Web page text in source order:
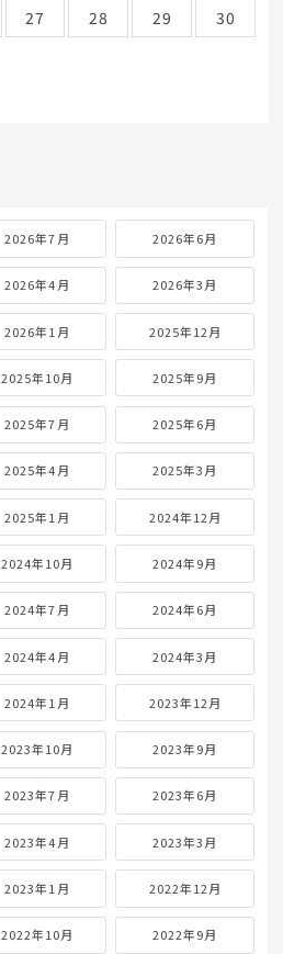
27 28 29
30
2026年7月 2026年6月
2026年4月 2026年3月
2026年1月 2025年12月
2025年10月 2025年9月
2025年7月 2025年6月
2025年4月 2025年3月
2025年1月 2024年12月
2024年10月 2024年9月
2024年7月 2024年6月
2024年4月 2024年3月
2024年1月 2023年12月
2023年10月 2023年9月
2023年7月 2023年6月
2023年4月 2023年3月
2023年1月 2022年12月
2022年10月 2022年9月